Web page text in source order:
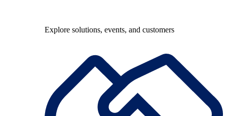
Explore solutions, events, and customers